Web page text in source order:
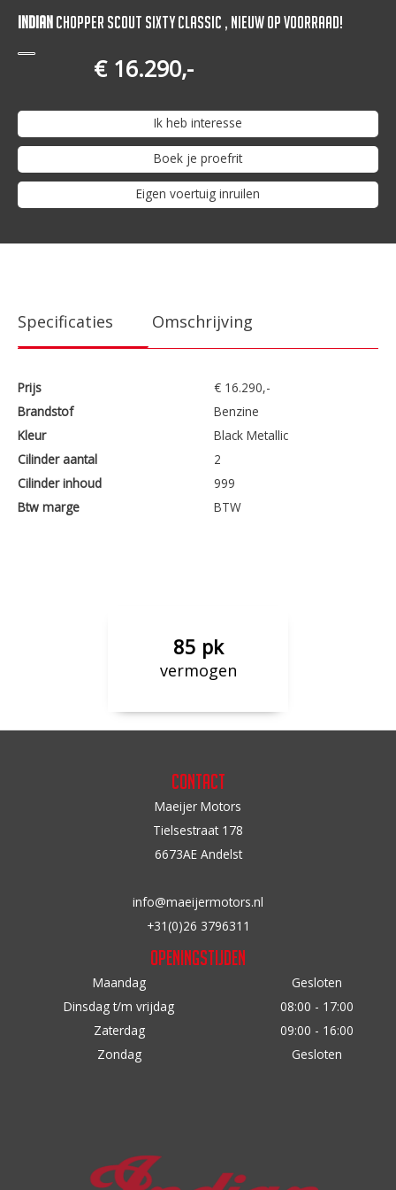
IndianChopper Scout Sixty Classic , Nieuw op Voorraad!
€ 16.290,-
Ik heb interesse
Boek je proefrit
Eigen voertuig inruilen
Specificaties Omschrijving
Prijs
€ 16.290,-
Brandstof
Benzine
Kleur
Black Metallic
Cilinder aantal
2
Cilinder inhoud
999
Btw marge
BTW
85 pk
vermogen
Contact
Maeijer Motors
Tielsestraat 178
6673AE Andelst
info@maeijermotors.nl
+31(0)26 3796311
Openingstijden
Maandag
Gesloten
Dinsdag t/m vrijdag
08:00 - 17:00
Zaterdag
09:00 - 16:00
Zondag
Gesloten